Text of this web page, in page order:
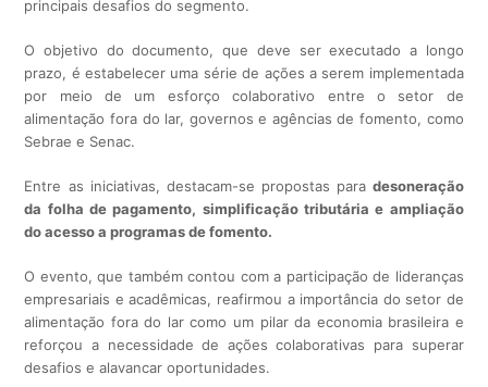
principais desafios do segmento.
O objetivo do documento, que deve ser executado a longo
prazo, é estabelecer uma série de ações a serem implementada
por meio de um esforço colaborativo entre o setor de
alimentação fora do lar, governos e agências de fomento, como
Sebrae e Senac.
Entre as iniciativas, destacam-se propostas para desoneração
da folha de pagamento, simplificação tributária e ampliação
do acesso a programas de fomento.
O evento, que também contou com a participação de lideranças
empresariais e acadêmicas, reafirmou a importância do setor de
alimentação fora do lar como um pilar da economia brasileira e
reforçou a necessidade de ações colaborativas para superar
desafios e alavancar oportunidades.